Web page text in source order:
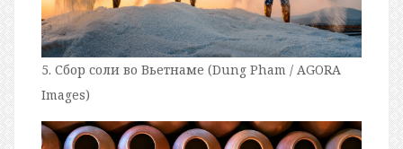
5. Сбор соли во Вьетнаме (Dung Pham / AGORA
Images)